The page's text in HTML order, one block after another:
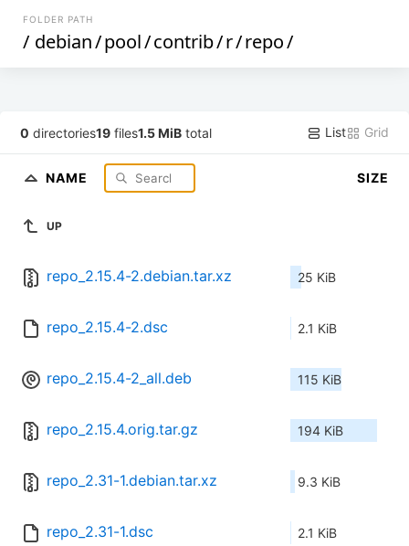
FOLDER PATH
/ debian/pool/contrib/r/repo/
0 directories19 files1.5 MiB total List Grid
NAME SIZE
UP
repo_2.15.4-2.debian.tar.xz 25 KiB
repo_2.15.4-2.dsc 2.1 KiB
repo_2.15.4-2_all.deb 115 KiB
repo_2.15.4.orig.tar.gz 194 KiB
repo_2.31-1.debian.tar.xz 9.3 KiB
repo_2.31-1.dsc 2.1 KiB